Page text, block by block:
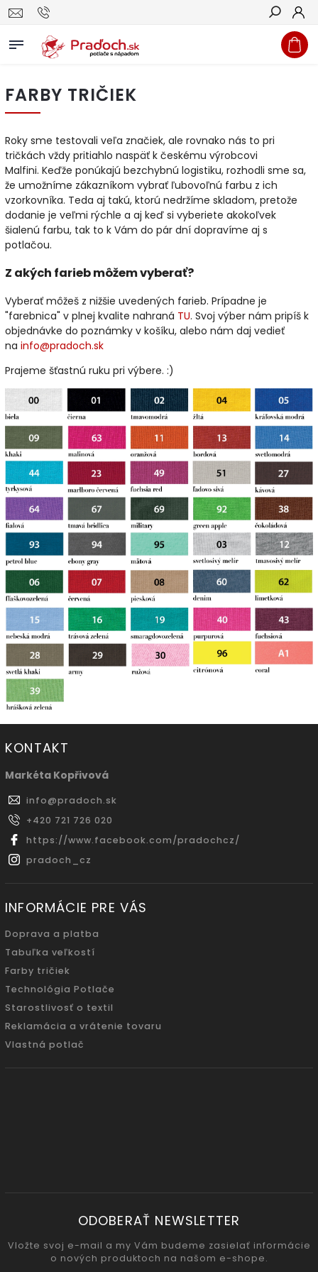
Hľadať
FARBY TRIČIEK
Roky sme testovali veľa značiek, ale rovnako nás to pri
tričkách vždy pritiahlo naspäť k českému výrobcovi
Malfini. Keďže ponúkajú bezchybnú logistiku, rozhodli sme sa,
že umožníme zákazníkom vybrať ľubovoľnú farbu z ich
vzorkovníka. Teda aj takú, ktorú nedržíme skladom, pretože
dodanie je veľmi rýchle a aj keď si vyberiete akokoľvek
šialenú farbu, tak to k Vám do pár dní dopravíme aj s
potlačou.
Z akých farieb môžem vyberať?
Vyberať môžeš z nižšie uvedených farieb. Prípadne je
"farebnica" v plnej kvalite nahraná TU. Svoj výber nám pripíš k
objednávke do poznámky v košíku, alebo nám daj vedieť
na info@pradoch.sk
Prajeme šťastnú ruku pri výbere. :)
KONTAKT
Markéta Kopřivová
info@pradoch.sk
+420 721 726 020
https://www.facebook.com/pradochcz/
pradoch_cz
INFORMÁCIE PRE VÁS
Doprava a platba
Tabuľka veľkostí
Farby tričiek
Technológia Potlače
Starostlivosť o textil
Reklamácia a vrátenie tovaru
Vlastná potlač
ODOBERAŤ NEWSLETTER
Vložte svoj e-mail a my Vám budeme zasielať informácie
o nových produktoch na našom e-shope.